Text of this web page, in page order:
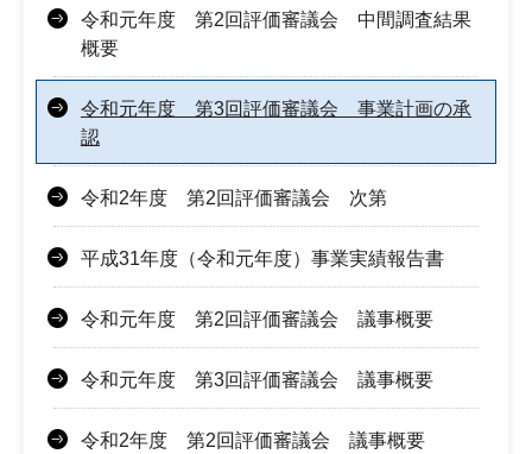
令和元年度 第2回評価審議会 中間調査結果
概要
令和元年度 第3回評価審議会 事業計画の承
認
令和2年度 第2回評価審議会 次第
平成31年度（令和元年度）事業実績報告書
令和元年度 第2回評価審議会 議事概要
令和元年度 第3回評価審議会 議事概要
令和2年度 第2回評価審議会 議事概要